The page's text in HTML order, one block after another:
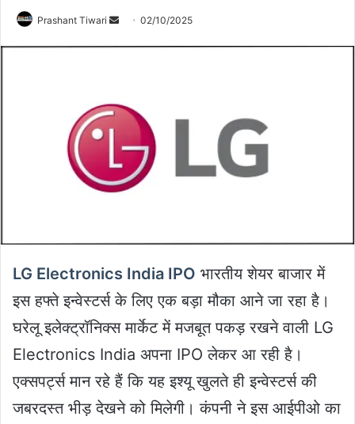
Prashant Tiwari
Send02/10/2025
LG Electronics India IPO भारतीय शेयर बाजार में
इस हफ्ते इन्वेस्टर्स के लिए एक बड़ा मौका आने जा रहा है।
घरेलू इलेक्ट्रॉनिक्स मार्केट में मजबूत पकड़ रखने वाली LG
Electronics India अपना IPO लेकर आ रही है।
एक्सपर्ट्स मान रहे हैं कि यह इश्यू खुलते ही इन्वेस्टर्स की
जबरदस्त भीड़ देखने को मिलेगी। कंपनी ने इस आईपीओ का